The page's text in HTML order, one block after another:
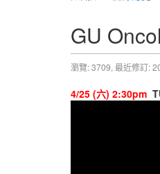
GU
瀏覽: 3709, 最近修訂:
4/25 (六) 2:30pm